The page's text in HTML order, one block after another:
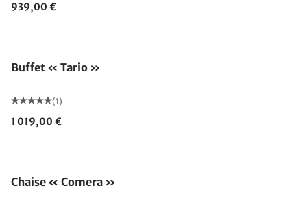
939,00 €
Buffet « Tario »
(1)
1 019,00 €
Chaise « Comera »